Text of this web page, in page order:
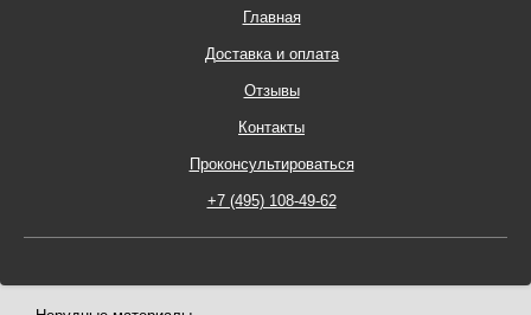
Главная
Доставка и оплата
Отзывы
Контакты
Проконсультироваться